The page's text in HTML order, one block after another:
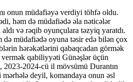
onun müdafiəyə verdiyi töhfə oldu.
həm də müdafiədə əla nəticələr
aldı və rəqib oyunçulara təzyiq yaratdı.
də müdafiədə oyuna təsir edə bilən çox
hərəkətlərini qabaqcadan görmək
qabiliyyəti Günəşlər üçün
2024-cü il mövsümü Durantın
mərhələ deyil, komandaya onun əsl